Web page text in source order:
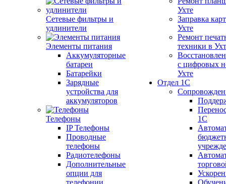
Сетевые фильтры и
удлинители
Элементы питания
Аккумуляторные
батареи
Батарейки
Зарядные
устройства для
аккумуляторов
Телефоны
IP Телефоны
Проводные
телефоны
Радиотелефоны
Дополнительные
опции для
телефонии
Ухте
Заправка
Ухте
Ремонт
техники в
с цифровых
Ухте
Отдел 1С
1С